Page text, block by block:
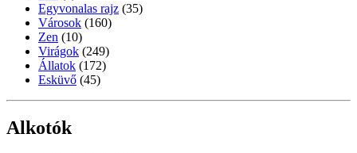
Egyvonalas rajz (35)
Városok (160)
Zen (10)
Virágok (249)
Állatok (172)
Esküvő (45)
Alkotók